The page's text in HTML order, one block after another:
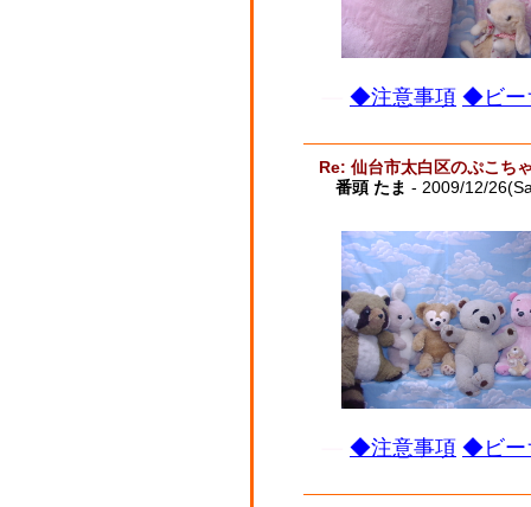
◆注意事項 ◆ビー
Re: 仙台市太白区のぷこち
番頭 たま - 2009/12/
◆注意事項 ◆ビー